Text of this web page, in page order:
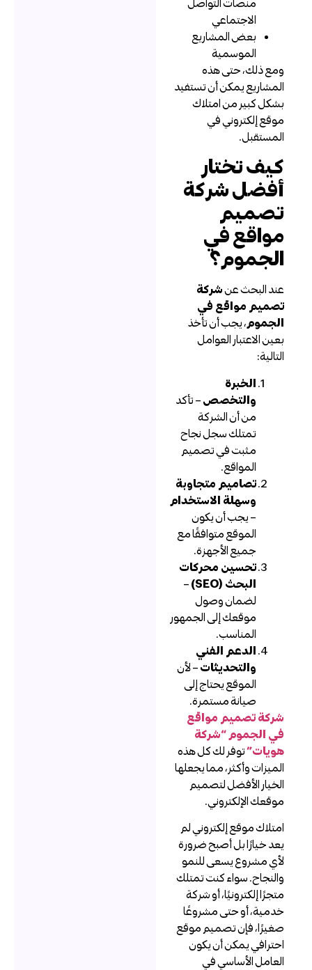
الاجتماعي
بعض المشاريع
الموسمية
ومع ذلك، حتى هذه
المشاريع يمكن أن تستفيد
بشكل كبير من امتلاك
موقع إلكتروني في
المستقبل.
كيف تختار
أفضل شركة
تصميم
مواقع في
الجموم؟
عند البحث عنشركة
تصميم مواقع في
الجموم، يجب أن تأخذ
بعين الاعتبار العوامل
الخبرة
والتخصص– تأكد
من أن الشركة
تمتلك سجل نجاح
مثبت في تصميم
المواقع.
تصاميم متجاوبة
وسهلة الاستخدام
– يجب أن يكون
الموقع متوافقًا مع
جميع الأجهزة.
تحسين محركات
البحث (SEO)
–
لضمان وصول
موقعك إلى الجمهور
المناسب.
الدعم الفني
والتحديثات– لأن
الموقع يحتاج إلى
صيانة مستمرة.
شركة تصميم مواقع
في الجموم “شركة
هويات”توفر لك كل هذه
الميزات وأكثر، مما يجعلها
الخيار الأفضل لتصميم
موقعك الإلكتروني.
امتلاك موقع إلكتروني لم
يعد خيارًا بل أصبح ضرورة
لأي مشروع يسعى للنمو
والنجاح. سواء كنت تمتلك
متجرًا إلكترونيًا، أو شركة
خدمية، أو حتى مشروعًا
صغيرًا، فإن تصميم موقع
احترافي يمكن أن يكون
العامل الأساسي في